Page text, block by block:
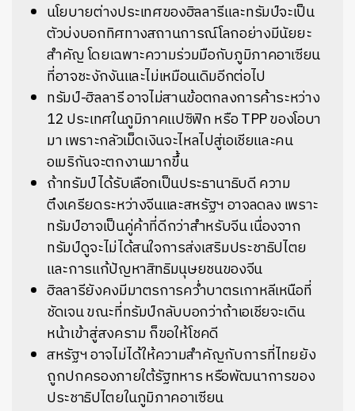
นโยบายต่างประเทศของฮิลลารีและทรัมป์จะเป็น
ตัวบ่งบอกทิศทางสถานการณ์โลกอย่างมีนัยยะ
สำคัญ โดยเฉพาะความร่วมมือกับภูมิภาคอาเซียน
ที่อาจชะงักงันและไม่เหมือนเดิมอีกต่อไป
ทรัมป์-ฮิลลารี อาจไม่สานข้อตกลงการค้าระหว่าง
12 ประเทศในภูมิภาคแปซิฟิก หรือ TPP ของโอบา
มา เพราะกลัวเม็ดเงินจะไหลไปสู่เอเชียและคน
อเมริกันจะตกงานมากขึ้น
ถ้าทรัมป์ได้รับเลือกเป็นประธานาธิบดี ความ
ตึงเครียดระหว่างจีนและสหรัฐฯ อาจลดลง เพราะ
ทรัมป์อาจเป็นคู่ค้าที่ดีกว่าสำหรับจีน เนื่องจาก
ทรัมป์ดูจะไม่ได้สนใจการส่งเสริมประชาธิปไตย
และการแก้ปัญหาสิทธิมนุษยชนของจีน
ฮิลลารียังคงมีมาตรการคว่ำบาตรเกาหลีเหนือที่
ชัดเจน ขณะที่ทรัมป์กลับบอกว่าถ้าเอเชียจะเดิน
หน้าเข้าสู่สงคราม ก็ขอให้โชคดี
สหรัฐฯ อาจไม่ได้ให้ความสำคัญกับการที่ไทยยัง
ถูกปกครองภายใต้รัฐทหาร หรือพัฒนาการของ
ประชาธิปไตยในภูมิภาคอาเซียน